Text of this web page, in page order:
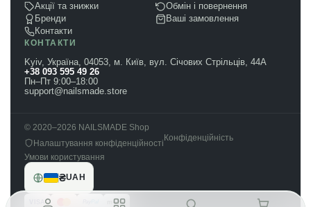
Акції та знижки
Бренди
Контакти
Обмін і повернення
Ваші замовлення
КОНТАКТИ
Kyiv, Україна, 04053, м. Київ, вул. Січових Стрільців, 44А
+38 093 595 49 26
Пн–Пт 9:00–18:00
support@nailsmade.store
© 2020–2026 NAILSMADE Shop
Налаштування конфіденційності
Конфіденційність
Умови користування
₴UAH
VISA mono